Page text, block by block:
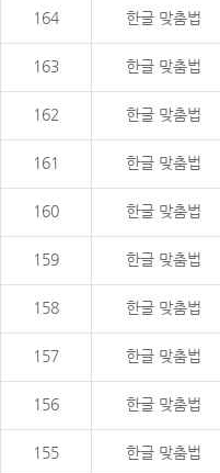
164 한글 맞춤법
163 한글 맞춤법
162 한글 맞춤법
161 한글 맞춤법
160 한글 맞춤법
159 한글 맞춤법
158 한글 맞춤법
157 한글 맞춤법
156 한글 맞춤법
155 한글 맞춤법